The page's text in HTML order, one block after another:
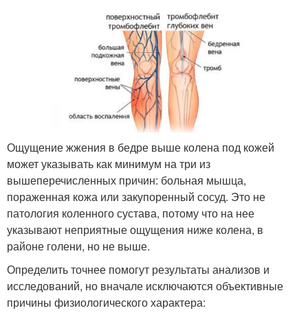
Ощущение жжения в бедре выше колена под кожей
может указывать как минимум на три из
вышеперечисленных причин: больная мышца,
пораженная кожа или закупоренный сосуд. Это не
патология коленного сустава, потому что на нее
указывают неприятные ощущения ниже колена, в
районе голени, но не выше.
Определить точнее помогут результаты анализов и
исследований, но вначале исключаются объективные
причины физиологического характера: